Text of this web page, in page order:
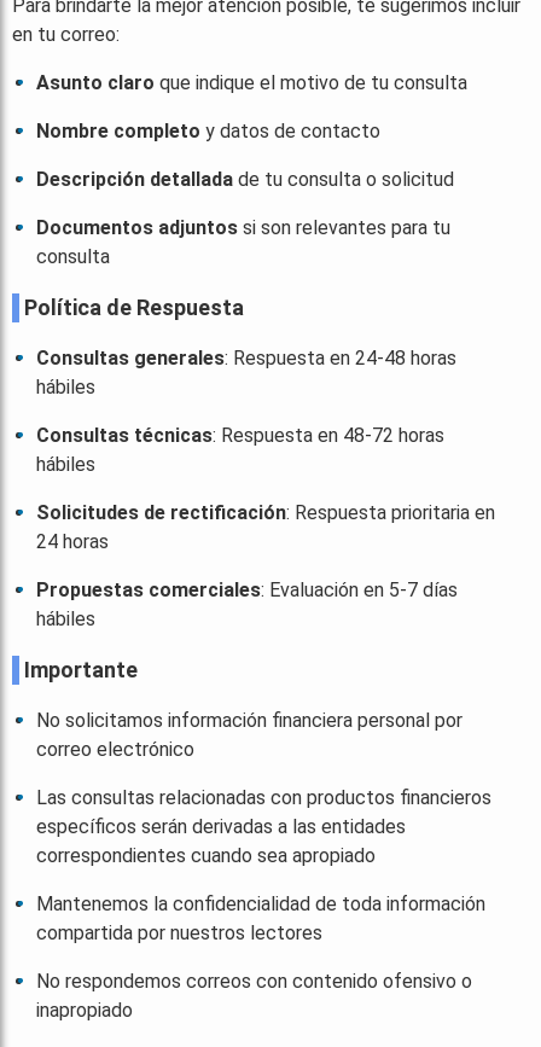
Para brindarte la mejor atención posible, te sugerimos incluir
en tu correo:
Asunto claro que indique el motivo de tu consulta
Nombre completo y datos de contacto
Descripción detallada de tu consulta o solicitud
Documentos adjuntos si son relevantes para tu
consulta
Política de Respuesta
Consultas generales: Respuesta en 24-48 horas
hábiles
Consultas técnicas: Respuesta en 48-72 horas
hábiles
Solicitudes de rectificación: Respuesta prioritaria en
24 horas
Propuestas comerciales: Evaluación en 5-7 días
hábiles
Importante
No solicitamos información financiera personal por
correo electrónico
Las consultas relacionadas con productos financieros
específicos serán derivadas a las entidades
correspondientes cuando sea apropiado
Mantenemos la confidencialidad de toda información
compartida por nuestros lectores
No respondemos correos con contenido ofensivo o
inapropiado